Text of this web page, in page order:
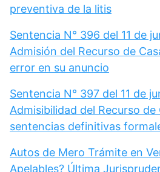
preventiva de la litis
Sentencia N° 396 del 11 de
Admisión del Recurso de
error en su anuncio
Sentencia N° 397 del 11 de
Admisibilidad del Recurso
sentencias definitivas
Autos de Mero Trámite en
Apelables? Última